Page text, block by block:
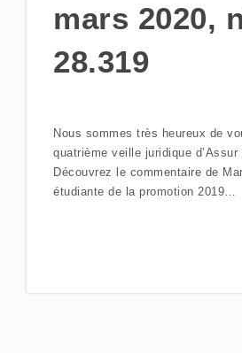
mars 2020,
28.319
Nous sommes très heureux de
quatrième veille juridique d’Assur
Découvrez le commentaire de
étudiante de la promotion 2019…